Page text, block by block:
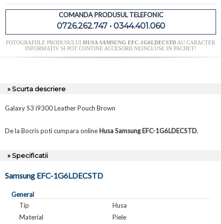
COMANDA PRODUSUL TELEFONIC
0726.262.747 • 0344.401.060
FOTOGRAFIILE PRODUSULUI HUSA SAMSUNG EFC-1G6LDECSTDAU CARACTER
INFORMATIV SI POT CONTINE ACCESORII NEINCLUSE IN PACHET!
» Scurta descriere
Galaxy S3 i9300 Leather Pouch Brown
De la Bocris poti cumpara online Husa Samsung EFC-1G6LDECSTD.
» Specificatii
Samsung EFC-1G6LDECSTD
General
Tip
Husa
Material
Piele